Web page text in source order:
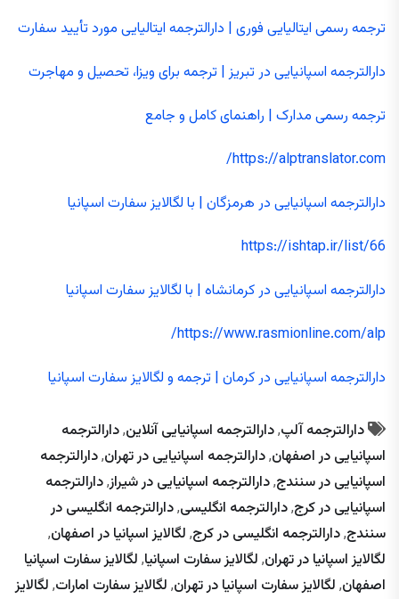
ترجمه رسمی ایتالیایی فوری | دارالترجمه ایتالیایی مورد تأیید سفارت
دارالترجمه اسپانیایی در تبریز | ترجمه برای ویزا، تحصیل و مهاجرت
ترجمه رسمی مدارک | راهنمای کامل و جامع
https://alptranslator.com/
دارالترجمه اسپانیایی در هرمزگان | با لگالایز سفارت اسپانیا
https://ishtap.ir/list/66
دارالترجمه اسپانیایی در کرمانشاه | با لگالایز سفارت اسپانیا
https://www.rasmionline.com/alp/
دارالترجمه اسپانیایی در کرمان | ترجمه و لگالایز سفارت اسپانیا
دارالترجمه آلپ,دارالترجمه اسپانیایی آنلاین,دارالترجمه
اسپانیایی در اصفهان,دارالترجمه اسپانیایی در تهران,دارالترجمه
اسپانیایی در سنندج,دارالترجمه اسپانیایی در شیراز,دارالترجمه
اسپانیایی در کرج,دارالترجمه انگلیسی,دارالترجمه انگلیسی در
سنندج,دارالترجمه انگلیسی در کرج, لگالایز اسپانیا در اصفهان,
لگالایز اسپانیا در تهران, لگالایز سفارت اسپانیا, لگالایز سفارت اسپانیا
اصفهان, لگالایز سفارت اسپانیا در تهران, لگالایز سفارت امارات, لگالایز